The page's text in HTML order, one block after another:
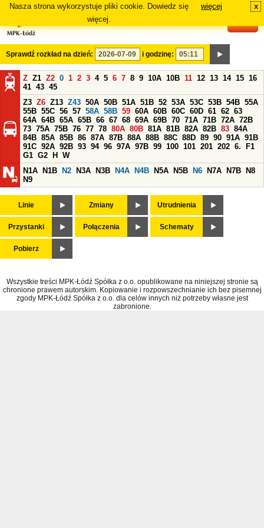
Nasza strona wykorzystuje pliki cookie. Dowiedz się
więcej.
więcej x
Sprawdź rozkład na dzień: i godzinę:
Z Z1 Z2 0 1 2 3 4 5 6 7 8 9 10A 10B 11 12 13 14 15 16
41 43 45
Z3 Z6 Z13 Z43 50A 50B 51A 51B 52 53A 53C 53B 54B 55A
55B 55C 56 57 58A 58B 59 60A 60B 60C 60D 61 62 63
64A 64B 65A 65B 66 67 68 69A 69B 70 71A 71B 72A 72B
73 75A 75B 76 77 78 80A 80B 81A 81B 82A 82B 83 84A
84B 85A 85B 86 87A 87B 88A 88B 88C 88D 89 90 91A 91B
91C 92A 92B 93 94 96 97A 97B 99 100 101 201 202 6.
F1
G1 G2 H
W
N1A
N1B N2 N3A N3B N4A N4B N5A N5B N6 N7A N7B
N8
N9
Linie Zmiany Utrudnienia
Przystanki Połączenia Schematy
Pobierz
Wszystkie treści MPK-Łódź Spółka z o.o. opublikowane na niniejszej stronie są
chronione prawem autorskim. Kopiowanie i rozpowszechnianie ich bez pisemnej
zgody MPK-Łódź Spółka z o.o. dla celów innych niż potrzeby własne jest
zabronione.